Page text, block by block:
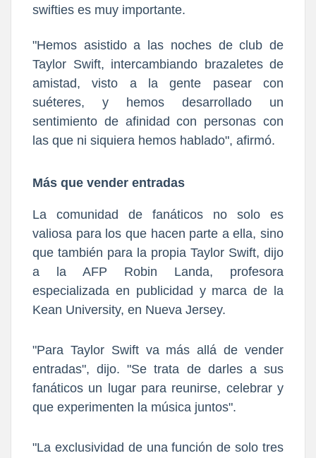
swifties es muy importante.
"Hemos asistido a las noches de club de
Taylor Swift, intercambiando brazaletes de
amistad, visto a la gente pasear con
suéteres, y hemos desarrollado un
sentimiento de afinidad con personas con
las que ni siquiera hemos hablado", afirmó.
Más que vender entradas
La comunidad de fanáticos no solo es
valiosa para los que hacen parte a ella, sino
que también para la propia Taylor Swift, dijo
a la AFP Robin Landa, profesora
especializada en publicidad y marca de la
Kean University, en Nueva Jersey.
"Para Taylor Swift va más allá de vender
entradas", dijo. "Se trata de darles a sus
fanáticos un lugar para reunirse, celebrar y
que experimenten la música juntos".
"La exclusividad de una función de solo tres